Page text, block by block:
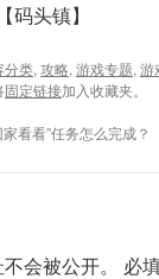
码头镇】
分类, 攻略, 游戏专题, 游
固定链接加入收藏夹。
看看”任务怎么完成？
会被公开。 必